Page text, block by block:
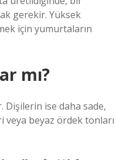
gerekir. Yüksek
için yumurtaların
mı?
ise daha sade,
beyaz ördek tonları